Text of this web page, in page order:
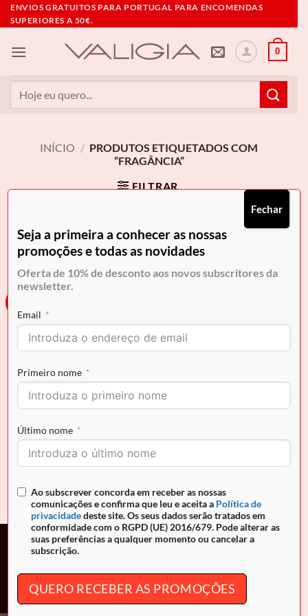
Skip
to
ENVIOS GRATUITOS PARA PORTUGAL PARA ENCOMENDAS
SUPERIORES A 50€.
0
INÍCIO / PRODUTOS ETIQUETADOS COM
“FRAGÂNCIA”
FILTRAR
CAVALINHO
Difusor em Stick Cavalinho
Bouquet
original
era:
€79.99.
atual
é:
€55.99.
Campanha promocional. Descontos entre 10% e 30% nos
produtos assinalados, de 10 de Julho de 2026 até às 24h00
(Portugal continental) de 30 de Setembro de 2026.
Seja a primeira a conhecer as nossas
promoções e todas as novidades
Oferta de 10% de desconto aos novos subscritores da
newsletter.
Email
Primeiro nome
Último nome
Ao subscrever concorda em receber as nossas
comunicações e confirma que leu e aceita a Política de
privacidadedeste site. Os seus dados serão tratados em
conformidade com o RGPD (UE) 2016/679. Pode alterar as
suas preferências a qualquer momento ou cancelar a
subscrição.
QUERO RECEBER AS PROMOÇÕES
Fechar